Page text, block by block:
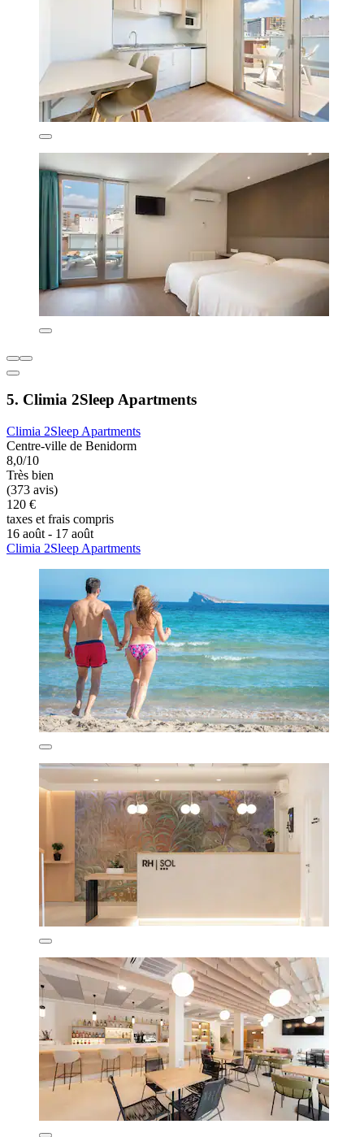
5. Climia 2Sleep Apartments
Climia 2Sleep Apartments
Centre-ville de Benidorm
8,0/10
Très bien
(373 avis)
120 €
taxes et frais compris
16 août - 17 août
Climia 2Sleep Apartments